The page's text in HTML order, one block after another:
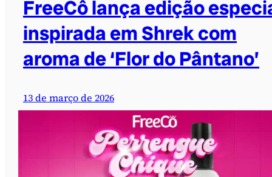
FreeCô lança edição
inspirada em Shrek com
aroma de ‘Flor do Pântano’
13 de março de 2026